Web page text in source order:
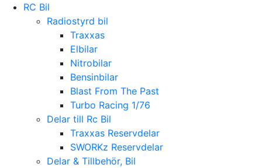
RC Bil
Radiostyrd bil
Traxxas
Elbilar
Nitrobilar
Bensinbilar
Blast From The Past
Turbo Racing 1/76
Delar till Rc Bil
Traxxas Reservdelar
SWORKz Reservdelar
Delar & Tillbehör, Bil